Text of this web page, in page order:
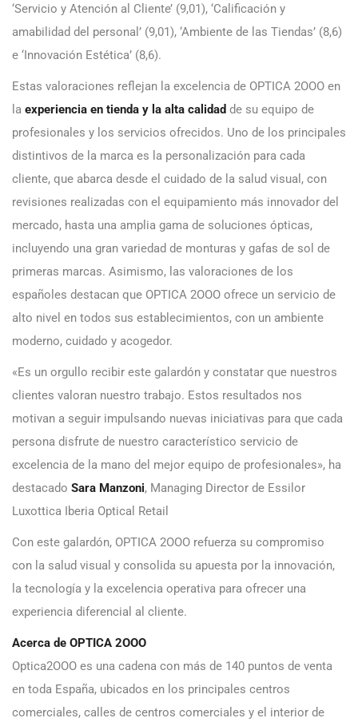
‘Servicio y Atención al Cliente’ (9,01), ‘Calificación y
amabilidad del personal’ (9,01), ‘Ambiente de las Tiendas’ (8,6)
e ‘Innovación Estética’ (8,6).
Estas valoraciones reflejan la excelencia de OPTICA 2OOO en
la experiencia en tienda y la alta calidad de su equipo de
profesionales y los servicios ofrecidos. Uno de los principales
distintivos de la marca es la personalización para cada
cliente, que abarca desde el cuidado de la salud visual, con
revisiones realizadas con el equipamiento más innovador del
mercado, hasta una amplia gama de soluciones ópticas,
incluyendo una gran variedad de monturas y gafas de sol de
primeras marcas. Asimismo, las valoraciones de los
españoles destacan que OPTICA 2OOO ofrece un servicio de
alto nivel en todos sus establecimientos, con un ambiente
moderno, cuidado y acogedor.
«Es un orgullo recibir este galardón y constatar que nuestros
clientes valoran nuestro trabajo. Estos resultados nos
motivan a seguir impulsando nuevas iniciativas para que cada
persona disfrute de nuestro característico servicio de
excelencia de la mano del mejor equipo de profesionales», ha
destacado Sara Manzoni, Managing Director de Essilor
Luxottica Iberia Optical Retail
Con este galardón, OPTICA 2OOO refuerza su compromiso
con la salud visual y consolida su apuesta por la innovación,
la tecnología y la excelencia operativa para ofrecer una
experiencia diferencial al cliente.
Acerca de OPTICA 2OOO
Optica2OOO es una cadena con más de 140 puntos de venta
en toda España, ubicados en los principales centros
comerciales, calles de centros comerciales y el interior de